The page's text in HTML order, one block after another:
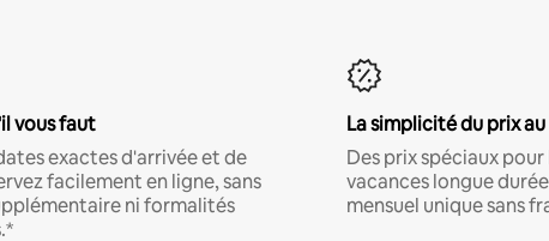
vous faut
exactes d'arrivée et de
facilement en ligne, sans
ni formalités
La simplicité du prix
Des prix spéciaux
vacances longue
mensuel unique sans